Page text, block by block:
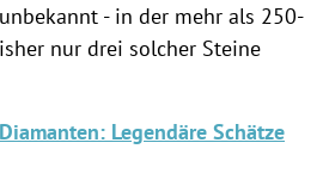
- in der mehr als 250-
nur drei solcher Steine
Legendäre Schätze